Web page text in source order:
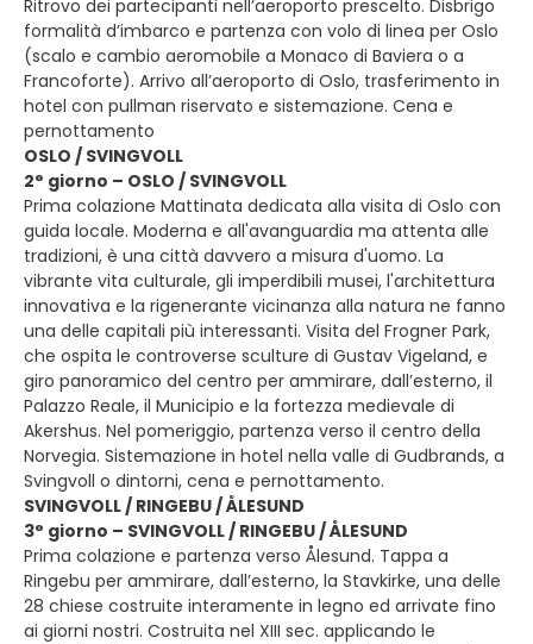
Ritrovo dei partecipanti nell’aeroporto prescelto. Disbrigo
formalità d’imbarco e partenza con volo di linea per Oslo
(scalo e cambio aeromobile a Monaco di Baviera o a
Francoforte). Arrivo all’aeroporto di Oslo, trasferimento in
hotel con pullman riservato e sistemazione. Cena e
pernottamento
OSLO / SVINGVOLL
2° giorno – OSLO / SVINGVOLL
Prima colazione Mattinata dedicata alla visita di Oslo con
guida locale. Moderna e all'avanguardia ma attenta alle
tradizioni, è una città davvero a misura d'uomo. La
vibrante vita culturale, gli imperdibili musei, l'architettura
innovativa e la rigenerante vicinanza alla natura ne fanno
una delle capitali più interessanti. Visita del Frogner Park,
che ospita le controverse sculture di Gustav Vigeland, e
giro panoramico del centro per ammirare, dall’esterno, il
Palazzo Reale, il Municipio e la fortezza medievale di
Akershus. Nel pomeriggio, partenza verso il centro della
Norvegia. Sistemazione in hotel nella valle di Gudbrands, a
Svingvoll o dintorni, cena e pernottamento.
SVINGVOLL / RINGEBU / ÅLESUND
3° giorno – SVINGVOLL / RINGEBU / ÅLESUND
Prima colazione e partenza verso Ålesund. Tappa a
Ringebu per ammirare, dall’esterno, la Stavkirke, una delle
28 chiese costruite interamente in legno ed arrivate fino
ai giorni nostri. Costruita nel XIII sec. applicando le